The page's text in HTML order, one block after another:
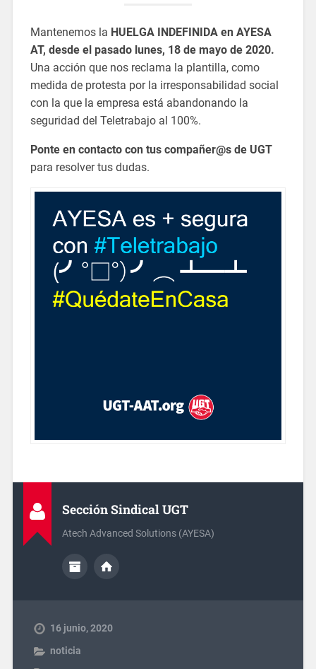
Mantenemos la HUELGA INDEFINIDA en AYESA
AT, desde el pasado lunes, 18 de mayo de 2020.
Una acción que nos reclama la plantilla, como
medida de protesta por la irresponsabilidad social
con la que la empresa está abandonando la
seguridad del Teletrabajo al 100%.
Ponte en contacto con tus compañer@s de UGT
para resolver tus dudas.
Sección Sindical UGT
Atech Advanced Solutions (AYESA)
16 junio, 2020
noticia